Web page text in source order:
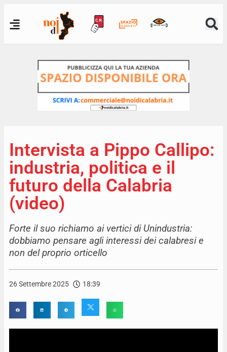
Intervista a Pippo Callipo:
industria, politica e il
futuro della Calabria
(video)
Forte il suo richiamo ai vertici di Unindustria:
dobbiamo pensare agli interessi dei calabresi e
non del proprio orticello
26 Settembre 2025 18:39